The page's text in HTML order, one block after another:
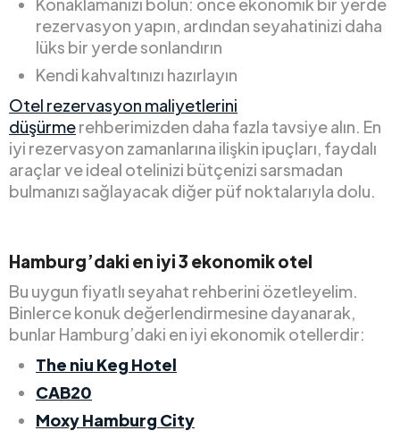
Konaklamanızı bölün: önce ekonomik bir yerde
rezervasyon yapın, ardından seyahatinizi daha
lüks bir yerde sonlandırın
Kendi kahvaltınızı hazırlayın
Otel rezervasyon maliyetlerini
düşürmerehberimizden daha fazla tavsiye alın. En
iyi rezervasyon zamanlarına ilişkin ipuçları, faydalı
araçlar ve ideal otelinizi bütçenizi sarsmadan
bulmanızı sağlayacak diğer püf noktalarıyla dolu.
Hamburg’daki en iyi 3 ekonomik otel
Bu uygun fiyatlı seyahat rehberini özetleyelim.
Binlerce konuk değerlendirmesine dayanarak,
bunlar Hamburg’daki en iyi ekonomik otellerdir:
The niu Keg Hotel
CAB20
Moxy Hamburg City